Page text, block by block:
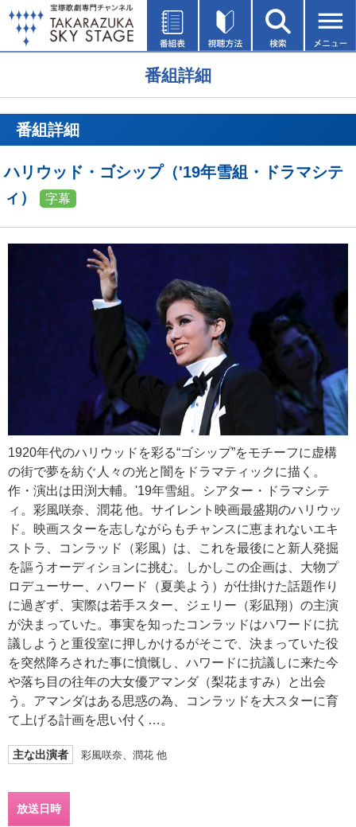
番組詳細
番組詳細
ハリウッド・ゴシップ（'19年雪組・ドラマシテ
ィ）
字幕
1920年代のハリウッドを彩る“ゴシップ”をモチーフに虚構
の街で夢を紡ぐ人々の光と闇をドラマティックに描く。
作・演出は田渕大輔。'19年雪組。シアター・ドラマシテ
ィ。彩風咲奈、潤花 他。サイレント映画最盛期のハリウッ
ド。映画スターを志しながらもチャンスに恵まれないエキ
ストラ、コンラッド（彩風）は、これを最後にと新人発掘
を謳うオーディションに挑む。しかしこの企画は、大物プ
ロデューサー、ハワード（夏美よう）が仕掛けた話題作り
に過ぎず、実際は若手スター、ジェリー（彩凪翔）の主演
が決まっていた。事実を知ったコンラッドはハワードに抗
議しようと重役室に押しかけるがそこで、決まっていた役
を突然降ろされた事に憤慨し、ハワードに抗議しに来た今
や落ち目の往年の大女優アマンダ（梨花ますみ）と出会
う。アマンダはある思惑の為、コンラッドを大スターに育
て上げる計画を思い付く…。
主な出演者 彩風咲奈、潤花 他
放送日時